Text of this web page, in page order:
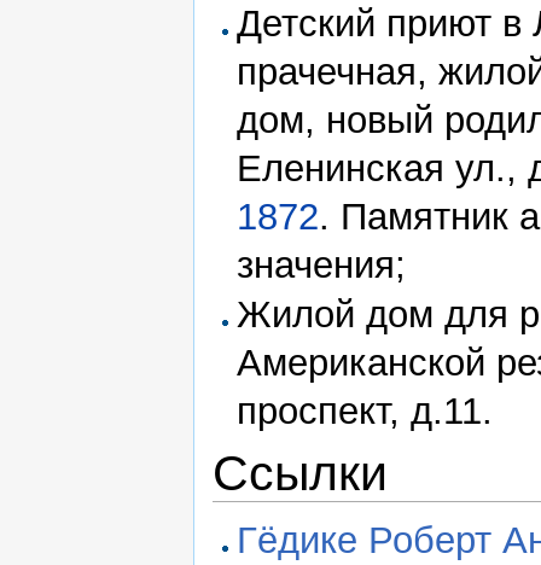
Детский приют
прачечная,
дом, новый
Еленинская ул.,
1872. Памятник
значения;
Жилой дом для
Американской
проспект, д.11.
Ссылки
Гёдике Роберт